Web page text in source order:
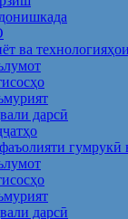
ва
дарсӣ
гумрукӣ
дарсӣ